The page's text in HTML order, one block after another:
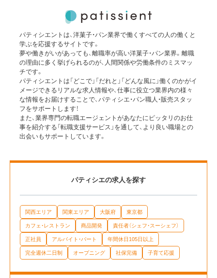
パティシエントは、洋菓子・パン業界で働くすべての人の働くと
学ぶを応援するサイトです。
夢や働きがいがあっても、離職率が高い洋菓子・パン業界。離職
の理由に多く挙げられるのが、人間関係や労働条件のミスマッ
チです。
パティシエントは「どこで」「だれと」「どんな風に」働くのかがイ
メージできるリアルな求人情報や、仕事に役立つ業界内の様々
な情報をお届けすることで、パティシエ・パン職人・販売スタッ
フをサポートします！
また、業界専門の転職エージェントがあなたにピッタリのお仕
事を紹介する「転職支援サービス」を通して、より良い職場との
出会いもサポートしています。
パティシエの求人を探す
関西エリア 関東エリア 大阪府 東京都
カフェ・レストラン 商品開発 責任者（シェフ・スーシェフ）
正社員 アルバイト・パート 年間休日105日以上
完全週休二日制 オープニング 社保完備 子育て応援